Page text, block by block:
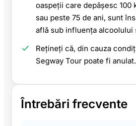
oaspeții care depășesc 100
sau peste 75 de ani, sunt
află sub influența alcoolului
Rețineți că, din cauza
Segway Tour poate fi anulat.
Întrebări frecvente